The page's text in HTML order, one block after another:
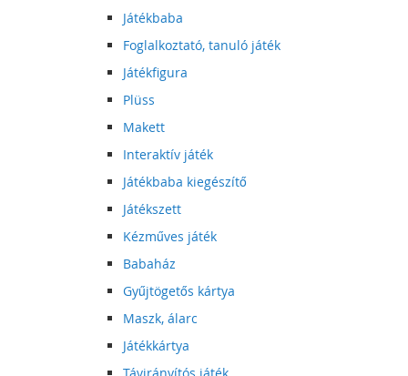
Játékbaba
Foglalkoztató, tanuló játék
Játékfigura
Plüss
Makett
Interaktív játék
Játékbaba kiegészítő
Játékszett
Kézműves játék
Babaház
Gyűjtögetős kártya
Maszk, álarc
Játékkártya